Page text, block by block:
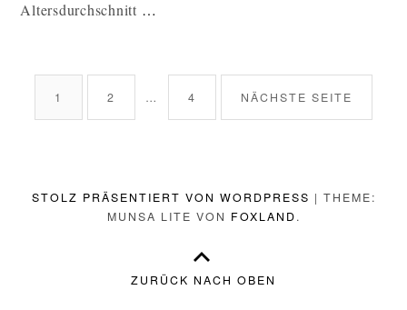
Altersdurchschnitt …
POLIZEIGESETZ
DEMONSTRIEREN
WEITERLESEN
BEITRAGSNAVIGATION
SEITE
1 SEITE
2 … SEITE
4 NÄCHSTE SEITE
STOLZ PRÄSENTIERT VON WORDPRESS | THEME:
MUNSA LITE VON FOXLAND.
ZURÜCK NACH OBEN